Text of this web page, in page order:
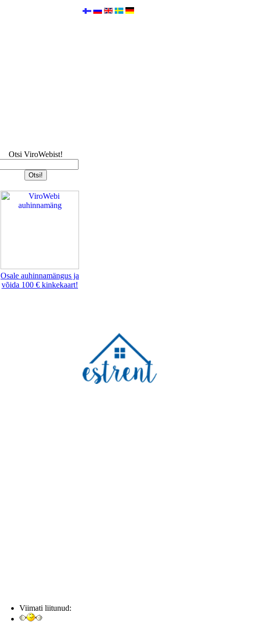
Otsi ViroWebist!
Osale auhinnamängus ja
võida 100 € kinkekaart!
Viimati liitunud: